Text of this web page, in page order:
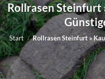
Rollrasen Steinfurt
Start / Rollrasen Steinfurt »